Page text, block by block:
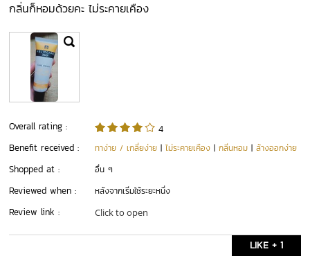
กลิ่นก็หอมด้วยคะ ไม่ระคายเคือง
Overall rating :
4
Benefit received :
ทาง่าย / เกลี่ยง่าย |ไม่ระคายเคือง |กลิ่นหอม |ล้างออกง่าย
Shopped at : อื่น ๆ
Reviewed when : หลังจากเริ่มใช้ระยะหนึ่ง
Review link : Click to open
LIKE + 1